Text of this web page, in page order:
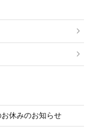
休みのお知らせ